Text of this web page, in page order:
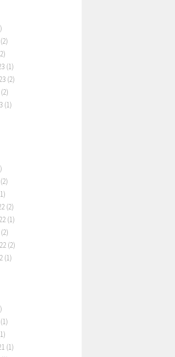
(1)
(2)
(2)
(1)
(2)
(2)
(1)
(2)
(1)
(1)